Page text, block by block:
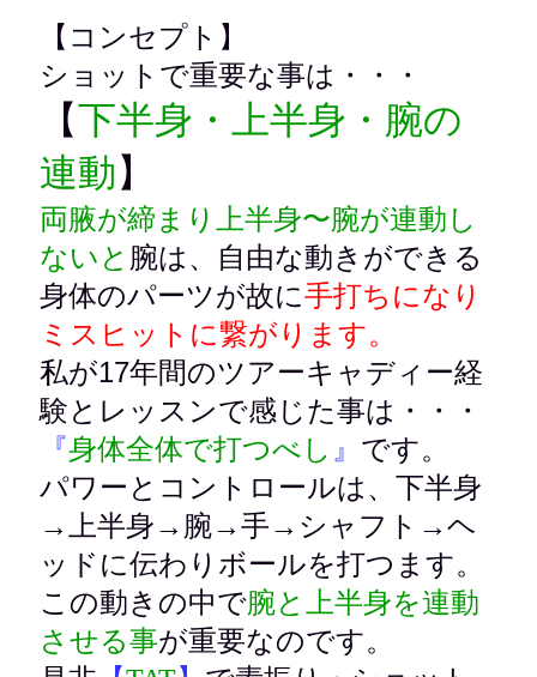
【コンセプト】
ショットで重要な事は・・・
【下半身・上半身・腕の
連動】
両腋が締まり
上半身〜腕が連動し
ないと 腕は、自由な動きができる
身体のパーツが故に手打ちになり
ミスヒットに繋がります。
私が17年間のツアーキャディー経
験とレッスンで感じた事は・・・
『身体全体で打つべし 』 です。
パワーとコントロールは、下半身
→上半身→腕→手→シャフト→ヘ
ッドに伝わりボールを打つます。
この動きの中で腕と上半身を連動
させる事が重要なのです。